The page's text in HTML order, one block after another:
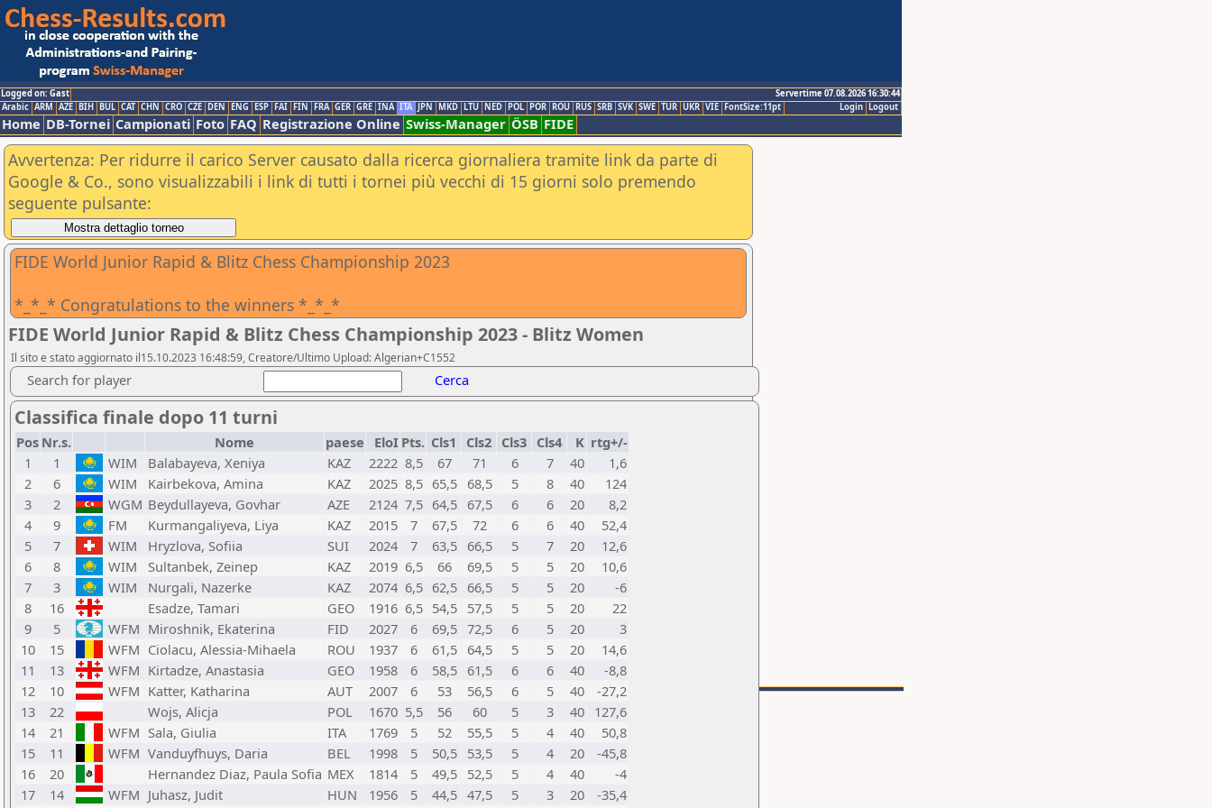
Logged on: Gast
Servertime 07.08.2026 16:30:44
Logout
Login
Arabic ARM AZE BIH BUL CAT CHN CRO CZE DEN ENG ESP FAI FIN FRA GER GRE INA ITA JPN MKD LTU NED POL POR ROU RUS SRB SVK SWE TUR UKR VIE FontSize:11pt
Home DB-Tornei Campionati Foto FAQ Registrazione Online Swiss-Manager ÖSB FIDE
Avvertenza: Per ridurre il carico Server causato dalla ricerca giornaliera tramite link da parte di
Google & Co., sono visualizzabili i link di tutti i tornei più vecchi di 15 giorni solo premendo
seguente pulsante:
FIDE World Junior Rapid & Blitz Chess Championship 2023
*_*_* Congratulations to the winners *_*_*
FIDE World Junior Rapid & Blitz Chess Championship 2023 - Blitz Women
Il sito e stato aggiornato il15.10.2023 16:48:59, Creatore/Ultimo Upload: Algerian+C1552
Search for player Cerca
Classifica finale dopo 11 turni
Pos Nr.s. Nome paese EloI Pts. Cls1 Cls2 Cls3 Cls4 K rtg+/-
1
1 WIM Balabayeva, Xeniya KAZ 2222 8,5 67 71 6 7 40
1,6
2
6 WIM Kairbekova, Amina KAZ 2025 8,5 65,5 68,5 5 8 40
124
3
2 WGM Beydullayeva, Govhar AZE 2124 7,5 64,5 67,5 6 6 20
8,2
4
9 FM Kurmangaliyeva, Liya KAZ 2015 7 67,5 72 6 6 40
52,4
5
7 WIM Hryzlova, Sofiia SUI 2024 7 63,5 66,5 5 7 20
12,6
6
8 WIM Sultanbek, Zeinep KAZ 2019 6,5 66 69,5 5 5 20
10,6
7
3 WIM Nurgali, Nazerke KAZ 2074 6,5 62,5 66,5 5 5 20
-6
8
16 Esadze, Tamari GEO 1916 6,5 54,5 57,5 5 5 20
22
9
5 WFM Miroshnik, Ekaterina FID 2027 6 69,5 72,5 6 5 20
3
10
15 WFM Ciolacu, Alessia-Mihaela ROU 1937 6 61,5 64,5 5 5 20
14,6
11
13 WFM Kirtadze, Anastasia GEO 1958 6 58,5 61,5 6 6 40
-8,8
12
10 WFM Katter, Katharina AUT 2007 6 53 56,5 6 5 40
-27,2
13
22 Wojs, Alicja POL 1670 5,5 56 60 5 3 40 127,6
14
21 WFM Sala, Giulia ITA 1769 5 52 55,5 5 4 40
50,8
15
11 WFM Vanduyfhuys, Daria BEL 1998 5 50,5 53,5 5 4 20
-45,8
16
20 Hernandez Diaz, Paula Sofia MEX 1814 5 49,5 52,5 5 4 40
-4
17
14 WFM Juhasz, Judit HUN 1956 5 44,5 47,5 5 3 20
-35,4